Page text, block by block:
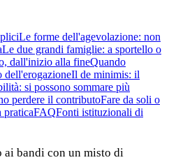
Le forme dell'agevolazione: non
Le due grandi famiglie: a sportello o
dall'inizio alla fineQuando
dell'erogazioneIl de minimis: il
si possono sommare più
perdere il contributoFare da soli o
praticaFAQFonti istituzionali di
bandi con un misto di